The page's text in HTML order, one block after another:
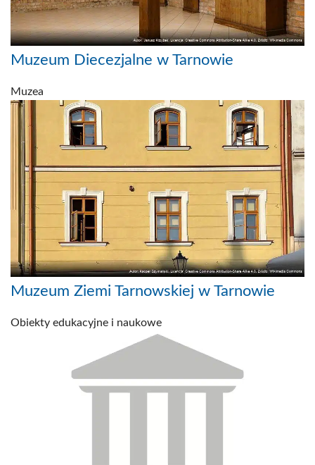
Muzeum Diecezjalne w Tarnowie
Muzea
Muzeum Ziemi Tarnowskiej w Tarnowie
Obiekty edukacyjne i naukowe